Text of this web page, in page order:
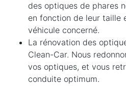
des optiques de phares
en fonction de leur taille
véhicule concerné.
La rénovation des
Clean-Car. Nous
vos optiques, et vous
conduite optimum.